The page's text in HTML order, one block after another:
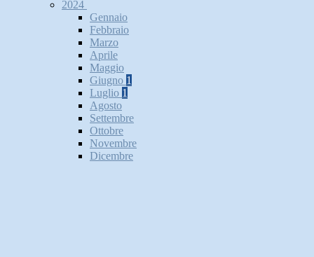
2024
Gennaio
Febbraio
Marzo
Aprile
Maggio
Giugno 1
Luglio 1
Agosto
Settembre
Ottobre
Novembre
Dicembre